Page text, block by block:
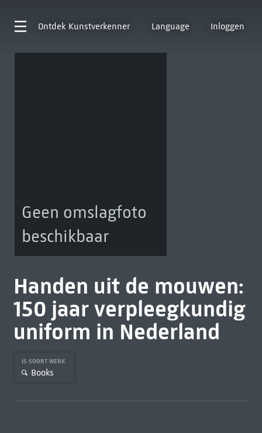
Ontdek Kunstverkenner Language Inloggen
Geen omslagfoto
beschikbaar
Handen uit de mouwen:
150 jaar verpleegkundig
uniform in Nederland
IS SOORT WERK
Books